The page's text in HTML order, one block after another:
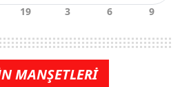
MANŞETLERİ